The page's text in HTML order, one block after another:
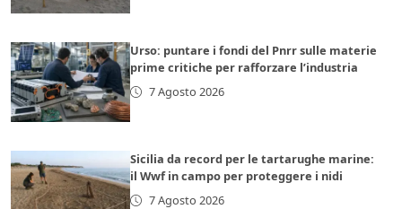
Urso: puntare i fondi del Pnrr sulle materie
prime critiche per rafforzare l’industria
7 Agosto 2026
Sicilia da record per le tartarughe marine:
il Wwf in campo per proteggere i nidi
7 Agosto 2026